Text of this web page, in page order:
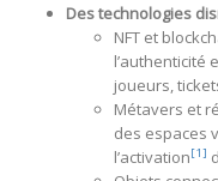
Des technologies
NFT et
l’authenticité
joueurs,
Métavers et
des espaces
l’activation[1]